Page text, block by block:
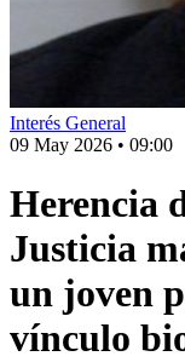
Interés General
09 May 2026 • 09:00
Herencia
Justicia
un joven
vínculo